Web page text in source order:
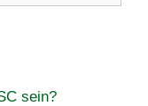
sein?